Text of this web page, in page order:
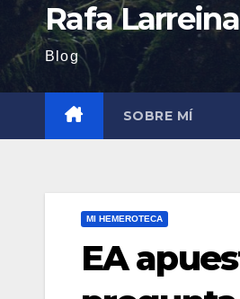
Rafa Larreina
Blog
SOBRE MÍ
MI HEMEROTECA
EA